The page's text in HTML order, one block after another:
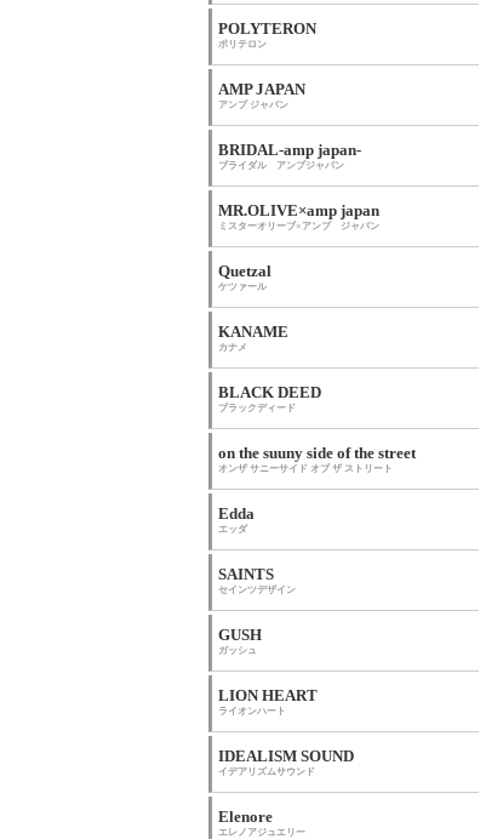
POLYTERON
ポリテロン
AMP JAPAN
アンプ ジャパン
BRIDAL-amp japan-
ブライダル アンプジャパン
MR.OLIVE×amp japan
ミスターオリーブ×アンプ ジャパン
Quetzal
ケツァール
KANAME
カナメ
BLACK DEED
ブラックディード
on the suuny side of the street
オンザ サニーサイド オブ ザ ストリート
Edda
エッダ
SAINTS
セインツデザイン
GUSH
ガッシュ
LION HEART
ライオンハート
IDEALISM SOUND
イデアリズムサウンド
Elenore
エレノアジュエリー